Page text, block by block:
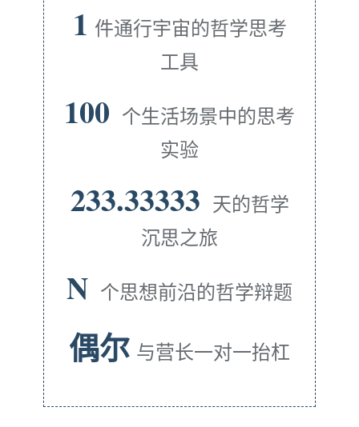
1 件通行宇宙的哲学思考
工具
100 个生活场景中的思考
实验
233.33333 天的哲学
沉思之旅
N 个思想前沿的哲学辩题
偶尔 与营长一对一抬杠